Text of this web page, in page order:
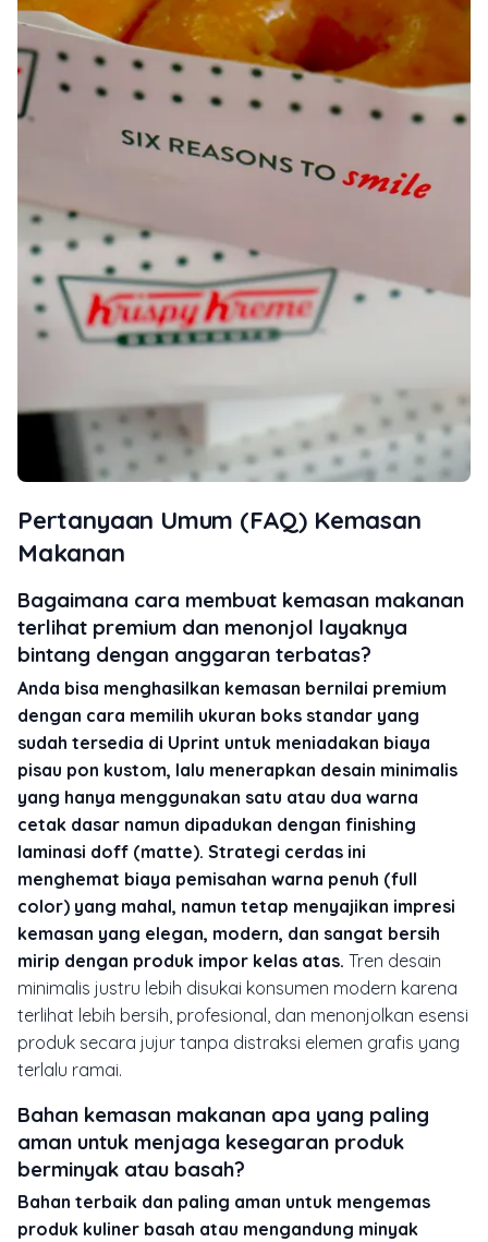
Pertanyaan Umum (FAQ) Kemasan
Makanan
Bagaimana cara membuat kemasan makanan
terlihat premium dan menonjol layaknya
bintang dengan anggaran terbatas?
Anda bisa menghasilkan kemasan bernilai premium
dengan cara memilih ukuran boks standar yang
sudah tersedia di Uprint untuk meniadakan biaya
pisau pon kustom, lalu menerapkan desain minimalis
yang hanya menggunakan satu atau dua warna
cetak dasar namun dipadukan dengan finishing
laminasi doff (matte). Strategi cerdas ini
menghemat biaya pemisahan warna penuh (full
color) yang mahal, namun tetap menyajikan impresi
kemasan yang elegan, modern, dan sangat bersih
mirip dengan produk impor kelas atas. Tren desain
minimalis justru lebih disukai konsumen modern karena
terlihat lebih bersih, profesional, dan menonjolkan esensi
produk secara jujur tanpa distraksi elemen grafis yang
terlalu ramai.
Bahan kemasan makanan apa yang paling
aman untuk menjaga kesegaran produk
berminyak atau basah?
Bahan terbaik dan paling aman untuk mengemas
produk kuliner basah atau mengandung minyak